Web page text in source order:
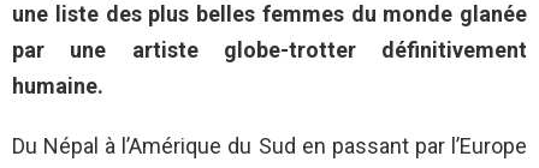
une liste des plus belles femmes du monde glanée
par une artiste globe-trotter définitivement
humaine.
Du Népal à l’Amérique du Sud en passant par l’Europe